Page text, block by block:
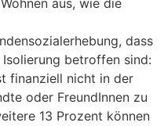
dass
betroffen sind:
finanziell nicht in der
oder FreundInnen zu
13 Prozent können